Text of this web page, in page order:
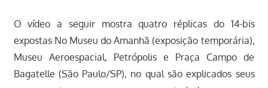
O vídeo a seguir mostra quatro réplicas do 14-bis
expostas No Museu do Amanhã (exposição temporária),
Museu Aeroespacial, Petrópolis e Praça Campo de
Bagatelle (São Paulo/SP), no qual são explicados seus